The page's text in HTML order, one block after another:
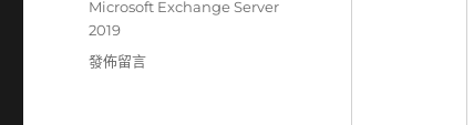
Microsoft Exchange Server
2019
在
發佈留言